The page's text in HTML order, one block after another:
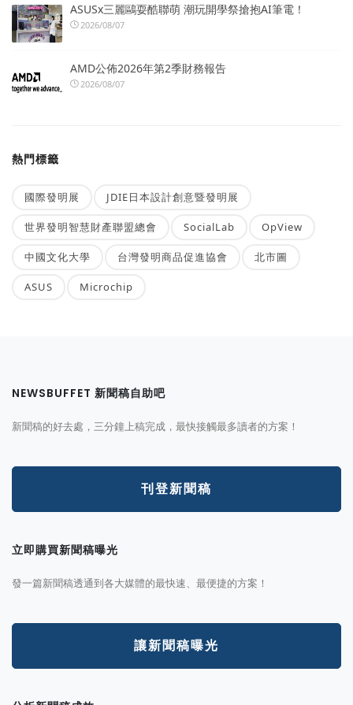
ASUSx三麗鷗耍酷聯萌 潮玩開學祭搶抱AI筆電！
2026/08/07
AMD公佈2026年第2季財務報告
2026/08/07
熱門標籤
國際發明展 JDIE日本設計創意暨發明展
世界發明智慧財產聯盟總會 SocialLab OpView
中國文化大學 台灣發明商品促進協會 北市圖
ASUS Microchip
NEWSBUFFET 新聞稿自助吧
新聞稿的好去處，三分鐘上稿完成，最快接觸最多讀者的方案！
刊登新聞稿
立即購買新聞稿曝光
發一篇新聞稿透通到各大媒體的最快速、最便捷的方案！
讓新聞稿曝光